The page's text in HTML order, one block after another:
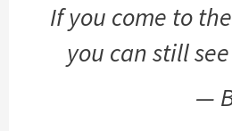
If you come to
you can still
—